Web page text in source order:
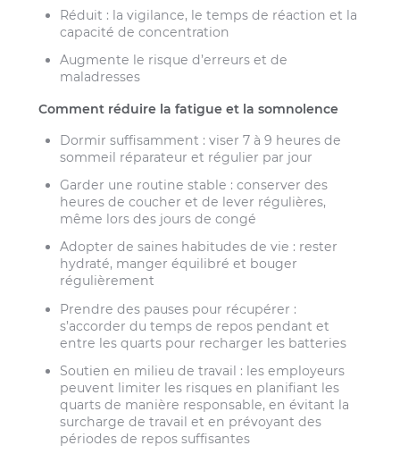
Réduit : la vigilance, le temps de réaction et la
capacité de concentration
Augmente le risque d’erreurs et de
maladresses
Comment réduire la fatigue et la somnolence
Dormir suffisamment : viser 7 à 9 heures de
sommeil réparateur et régulier par jour
Garder une routine stable : conserver des
heures de coucher et de lever régulières,
même lors des jours de congé
Adopter de saines habitudes de vie : rester
hydraté, manger équilibré et bouger
régulièrement
Prendre des pauses pour récupérer :
s’accorder du temps de repos pendant et
entre les quarts pour recharger les batteries
Soutien en milieu de travail : les employeurs
peuvent limiter les risques en planifiant les
quarts de manière responsable, en évitant la
surcharge de travail et en prévoyant des
périodes de repos suffisantes